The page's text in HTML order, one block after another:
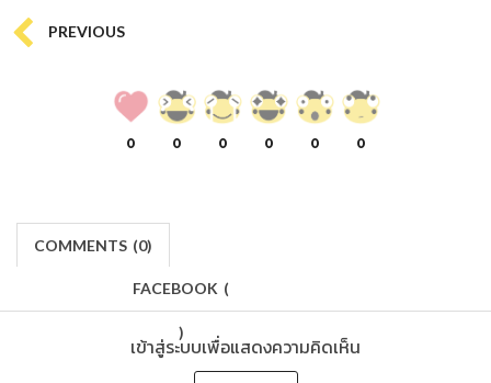
PREVIOUS
0 0 0 0 0 0
COMMENTS (0)
FACEBOOK (
)
เข้าสู่ระบบเพื่อแสดงความคิดเห็น